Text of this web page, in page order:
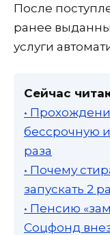
После
ранее
услуги
Сейчас
•
бессрочную
раза
• Почему
запускать 2
• Пенсию
Соцфонд